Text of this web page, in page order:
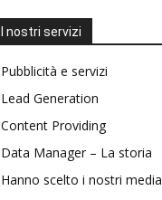
I nostri servizi
Pubblicità e servizi
Lead Generation
Content Providing
Data Manager – La storia
Hanno scelto i nostri media